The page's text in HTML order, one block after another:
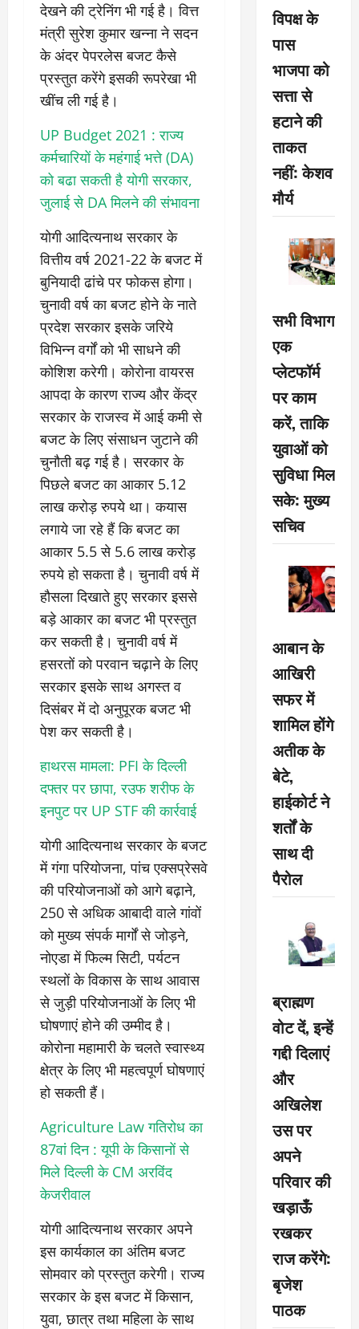
देखने की ट्रेनिंग भी गई है। वित्त
मंत्री सुरेश कुमार खन्ना ने सदन
के अंदर पेपरलेस बजट कैसे
प्रस्तुत करेंगे इसकी रूपरेखा भी
खींच ली गई है।
UP Budget 2021 : राज्य
कर्मचारियों के महंगाई भत्ते (DA)
को बढा सकती है योगी सरकार,
जुलाई से DA मिलने की संभावना
योगी आदित्यनाथ सरकार के
वित्तीय वर्ष 2021-22 के बजट में
बुनियादी ढांचे पर फोकस होगा।
चुनावी वर्ष का बजट होने के नाते
प्रदेश सरकार इसके जरिये
विभिन्न वर्गों को भी साधने की
कोशिश करेगी। कोरोना वायरस
आपदा के कारण राज्य और केंद्र
सरकार के राजस्व में आई कमी से
बजट के लिए संसाधन जुटाने की
चुनौती बढ़ गई है। सरकार के
पिछले बजट का आकार 5.12
लाख करोड़ रुपये था। कयास
लगाये जा रहे हैं कि बजट का
आकार 5.5 से 5.6 लाख करोड़
रुपये हो सकता है। चुनावी वर्ष में
हौसला दिखाते हुए सरकार इससे
बड़े आकार का बजट भी प्रस्तुत
कर सकती है। चुनावी वर्ष में
हसरतों को परवान चढ़ाने के लिए
सरकार इसके साथ अगस्त व
दिसंबर में दो अनुपूरक बजट भी
पेश कर सकती है।
हाथरस मामला: PFI के दिल्ली
दफ्तर पर छापा, रउफ शरीफ के
इनपुट पर UP STF की कार्रवाई
योगी आदित्यनाथ सरकार के बजट
में गंगा परियोजना, पांच एक्सप्रेसवे
की परियोजनाओं को आगे बढ़ाने,
250 से अधिक आबादी वाले गांवों
को मुख्य संपर्क मार्गों से जोड़ने,
नोएडा में फिल्म सिटी, पर्यटन
स्थलों के विकास के साथ आवास
से जुड़ी परियोजनाओं के लिए भी
घोषणाएं होने की उम्मीद है।
कोरोना महामारी के चलते स्वास्थ्य
क्षेत्र के लिए भी महत्वपूर्ण घोषणाएं
हो सकती हैं।
Agriculture Law गतिरोध का
87वां दिन : यूपी के किसानों से
मिले दिल्ली के CM अरविंद
केजरीवाल
योगी आदित्यनाथ सरकार अपने
इस कार्यकाल का अंतिम बजट
सोमवार को प्रस्तुत करेगी। राज्य
सरकार के इस बजट में किसान,
युवा, छात्र तथा महिला के साथ
विपक्ष के
पास
भाजपा को
सत्ता से
हटाने की
ताकत
नहीं: केशव
मौर्य
सभी विभाग
एक
प्लेटफॉर्म
पर काम
करें, ताकि
युवाओं को
सुविधा मिल
सके: मुख्य
सचिव
आबान के
आखिरी
सफर में
शामिल होंगे
अतीक के
बेटे,
हाईकोर्ट ने
शर्तों के
साथ दी
पैरोल
ब्राह्मण
वोट दें, इन्हें
गद्दी दिलाएं
और
अखिलेश
उस पर
अपने
परिवार की
खड़ाऊँ
रखकर
राज करेंगे:
बृजेश
पाठक